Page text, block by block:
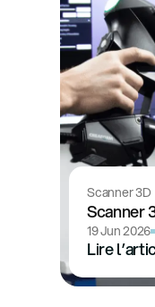
Scanner 3D
Scanner
19 Jun 2026
Lire